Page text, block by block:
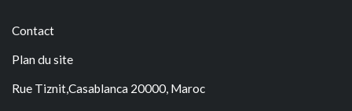
Contact
Plan du site
Rue Tiznit,Casablanca 20000, Maroc